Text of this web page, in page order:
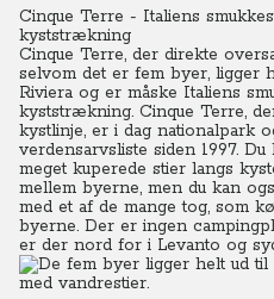
Cinque Terre - Italiens
kyststrækning
Cinque Terre, der direkte
selvom det er fem byer, ligger
Riviera og er måske Italiens
kyststrækning. Cinque Terre,
kystlinje, er i dag nationalpark
verdensarvsliste siden 1997.
meget kuperede stier langs
mellem byerne, men du kan
med et af de mange tog, som
byerne. Der er ingen
er der nord for i Levanto og